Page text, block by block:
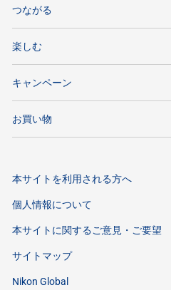
つながる
楽しむ
キャンペーン
お買い物
本サイトを利用される方へ
個人情報について
本サイトに関するご意見・ご要望
サイトマップ
Nikon Global